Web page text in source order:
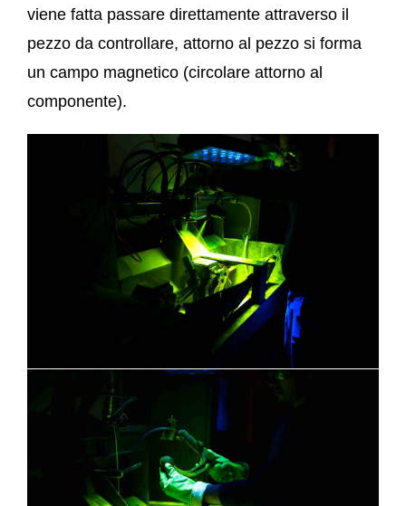
viene fatta passare direttamente attraverso il
pezzo da controllare, attorno al pezzo si forma
un campo magnetico (circolare attorno al
componente).